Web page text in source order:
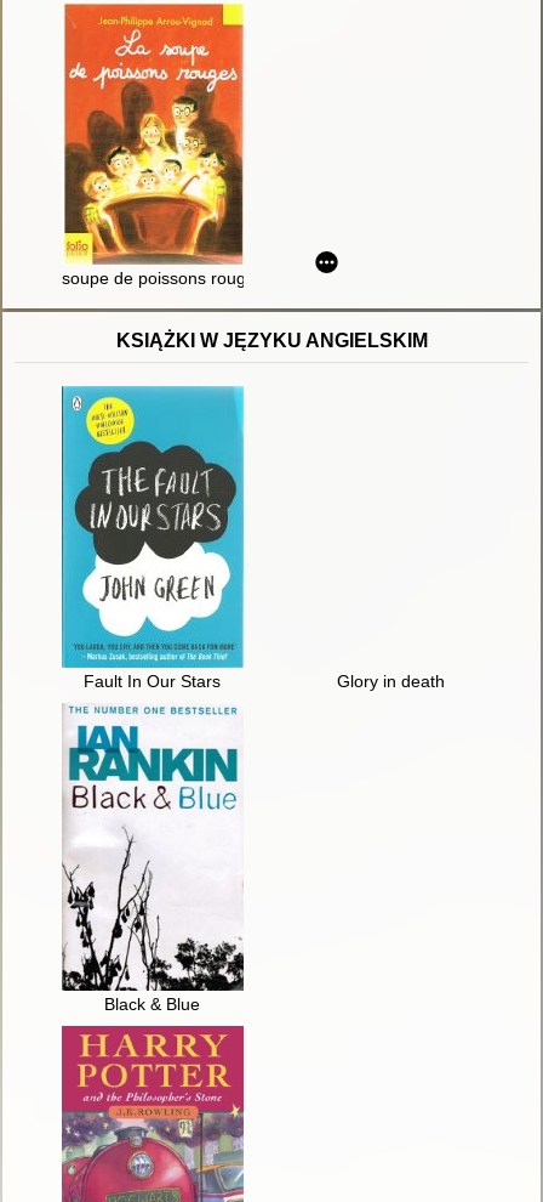
soupe de poissons rouges
KSIĄŻKI W JĘZYKU ANGIELSKIM
Fault In Our Stars Glory in death
Black & Blue